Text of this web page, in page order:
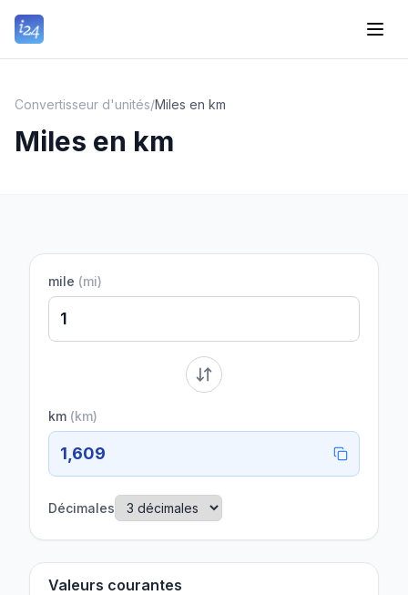
Convertisseur d'unités/Miles en km
Miles en km
mile (mi)
km (km)
1,609
Décimales
Valeurs courantes